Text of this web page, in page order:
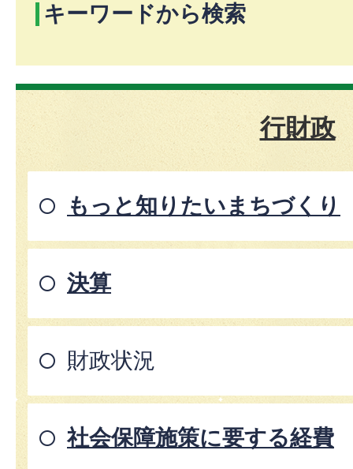
キーワードから検索
行財政
もっと知りたいまちづくり
決算
財政状況
社会保障施策に要する経費